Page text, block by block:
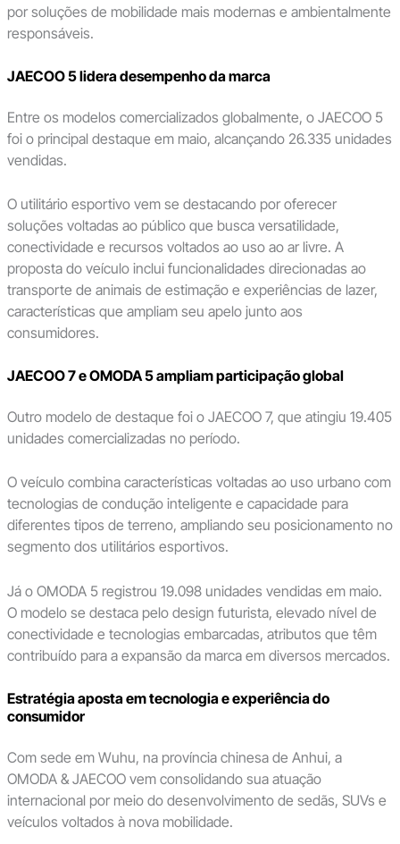
por soluções de mobilidade mais modernas e ambientalmente
responsáveis.
JAECOO 5 lidera desempenho da marca
Entre os modelos comercializados globalmente, o JAECOO 5
foi o principal destaque em maio, alcançando 26.335 unidades
vendidas.
O utilitário esportivo vem se destacando por oferecer
soluções voltadas ao público que busca versatilidade,
conectividade e recursos voltados ao uso ao ar livre. A
proposta do veículo inclui funcionalidades direcionadas ao
transporte de animais de estimação e experiências de lazer,
características que ampliam seu apelo junto aos
consumidores.
JAECOO 7 e OMODA 5 ampliam participação global
Outro modelo de destaque foi o JAECOO 7, que atingiu 19.405
unidades comercializadas no período.
O veículo combina características voltadas ao uso urbano com
tecnologias de condução inteligente e capacidade para
diferentes tipos de terreno, ampliando seu posicionamento no
segmento dos utilitários esportivos.
Já o OMODA 5 registrou 19.098 unidades vendidas em maio.
O modelo se destaca pelo design futurista, elevado nível de
conectividade e tecnologias embarcadas, atributos que têm
contribuído para a expansão da marca em diversos mercados.
Estratégia aposta em tecnologia e experiência do
consumidor
Com sede em Wuhu, na província chinesa de Anhui, a
OMODA & JAECOO vem consolidando sua atuação
internacional por meio do desenvolvimento de sedãs, SUVs e
veículos voltados à nova mobilidade.